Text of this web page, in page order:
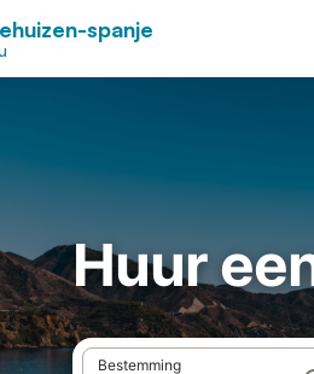
spanje
Huur
Bestemming